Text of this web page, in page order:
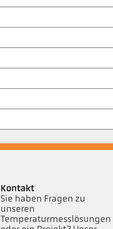
Kontakt
Sie haben Fragen zu
unseren
Temperaturmesslösungen